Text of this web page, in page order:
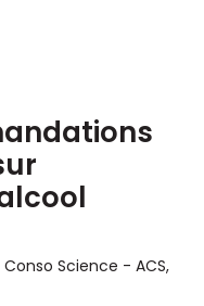
Science - ACS,